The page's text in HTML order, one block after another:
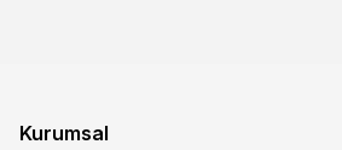
Kurumsal